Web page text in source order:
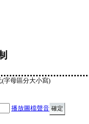
字母區分大小寫)
播放圖檔聲音